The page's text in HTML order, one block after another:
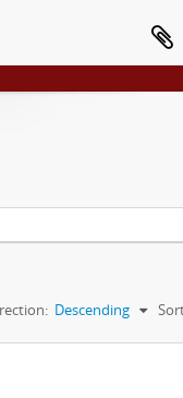
Descending